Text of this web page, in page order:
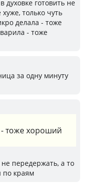
готовить не
только чуть
делала - тоже
- тоже
за одну минуту
тоже хороший
передержать, а то
по краям